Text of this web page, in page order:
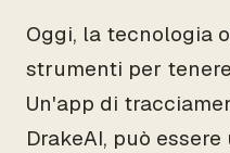
Oggi, la tecnologia
strumenti per
Un'app di
DrakeAI, può